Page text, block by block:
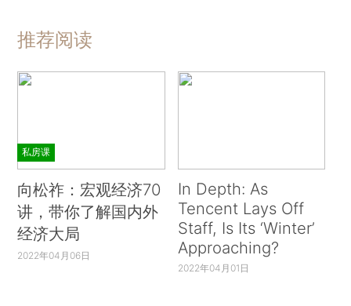
推荐阅读
私房课
向松祚：宏观经济70
讲，带你了解国内外
经济大局
2022年04月06日
In Depth: As
Tencent Lays Off
Staff, Is Its ‘Winter’
Approaching?
2022年04月01日